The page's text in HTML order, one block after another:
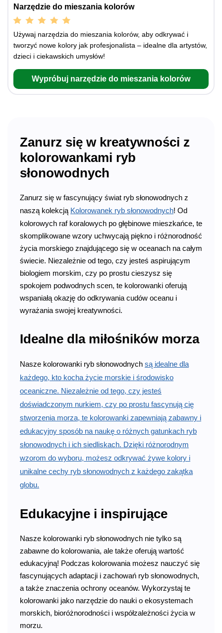
Narzędzie do mieszania kolorów
Używaj narzędzia do mieszania kolorów, aby odkrywać i
tworzyć nowe kolory jak profesjonalista – idealne dla artystów,
dzieci i ciekawskich umysłów!
Wypróbuj narzędzie do mieszania kolorów
Zanurz się w kreatywności z
kolorowankami ryb
słonowodnych
Zanurz się w fascynujący świat ryb słonowodnych z
naszą kolekcją Kolorowanek ryb słonowodnych! Od
kolorowych raf koralowych po głębinowe mieszkańce, te
skomplikowane wzory uchwycają piękno i różnorodność
życia morskiego znajdującego się w oceanach na całym
świecie. Niezależnie od tego, czy jesteś aspirującym
biologiem morskim, czy po prostu cieszysz się
spokojem podwodnych scen, te kolorowanki oferują
wspaniałą okazję do odkrywania cudów oceanu i
wyrażania swojej kreatywności.
Idealne dla miłośników morza
Nasze kolorowanki ryb słonowodnych są idealne dla
każdego, kto kocha życie morskie i środowisko
oceaniczne. Niezależnie od tego, czy jesteś
doświadczonym nurkiem, czy po prostu fascynują cię
stworzenia morza, te kolorowanki zapewniają zabawny i
edukacyjny sposób na naukę o różnych gatunkach ryb
słonowodnych i ich siedliskach. Dzięki różnorodnym
wzorom do wyboru, możesz odkrywać żywe kolory i
unikalne cechy ryb słonowodnych z każdego zakątka
globu.
Edukacyjne i inspirujące
Nasze kolorowanki ryb słonowodnych nie tylko są
zabawne do kolorowania, ale także oferują wartość
edukacyjną! Podczas kolorowania możesz nauczyć się
fascynujących adaptacji i zachowań ryb słonowodnych,
a także znaczenia ochrony oceanów. Wykorzystaj te
kolorowanki jako narzędzie do nauki o ekosystemach
morskich, bioróżnorodności i współzależności życia w
morzu.